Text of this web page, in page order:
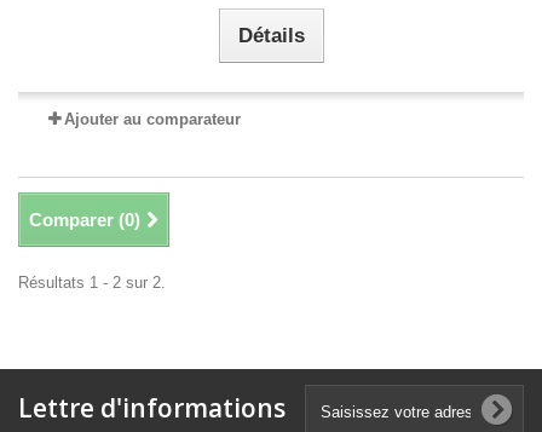
Détails
Ajouter au comparateur
Comparer (0)
Résultats 1 - 2 sur 2.
Lettre d'informations